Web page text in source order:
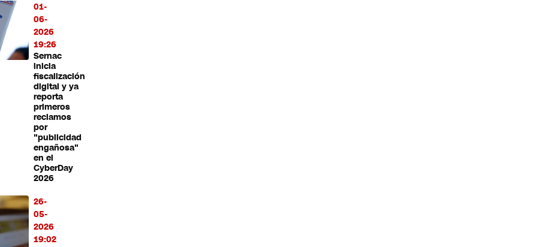
01-
06-
2026
19:26
Sernac
inicia
fiscalización
digital y ya
reporta
primeros
reclamos
por
"publicidad
engañosa"
en el
CyberDay
2026
26-
05-
2026
19:02